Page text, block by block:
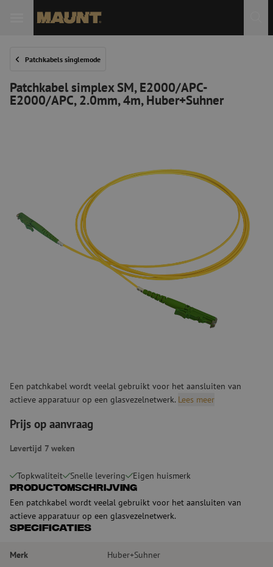
Patchkabels singlemode
Patchkabel simplex SM, E2000/APC-
E2000/APC, 2.0mm, 4m, Huber+Suhner
Een patchkabel wordt veelal gebruikt voor het aansluiten van
actieve apparatuur op een glasvezelnetwerk. Lees meer
Prijs op aanvraag
Levertijd 7 weken
Topkwaliteit Snelle levering Eigen huismerk
Productomschrijving
Een patchkabel wordt veelal gebruikt voor het aansluiten van
actieve apparatuur op een glasvezelnetwerk.
Specificaties
Merk Huber+Suhner